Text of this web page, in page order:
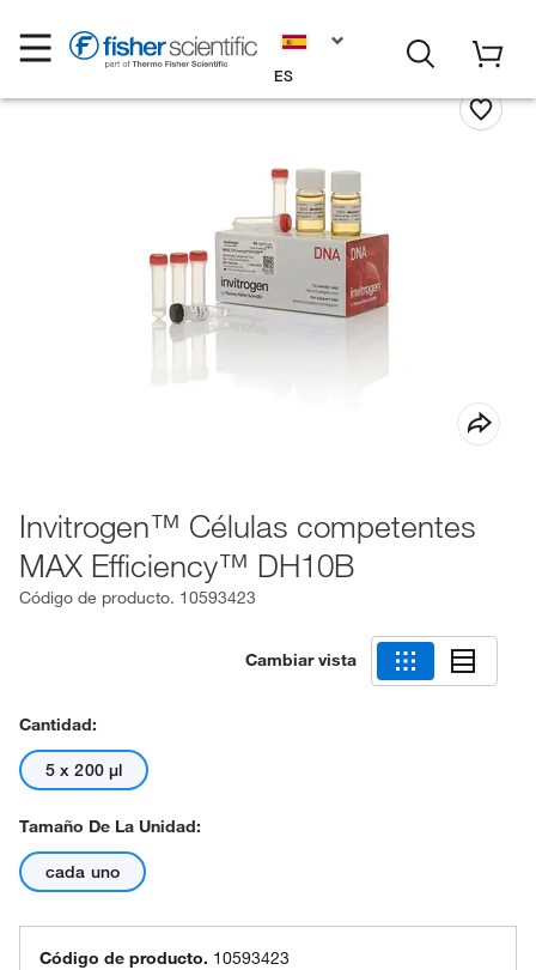
ES
Invitrogen™ Células competentes
MAX Efficiency™ DH10B
Código de producto. 10593423
Cambiar vista
Cantidad:
5 x 200 μl
Tamaño De La Unidad:
cada uno
Código de producto. 10593423